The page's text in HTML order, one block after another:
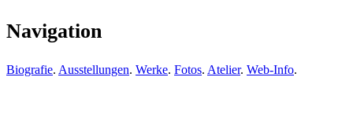
Navigation
Biografie. Ausstellungen. Werke. Fotos. Atelier. Web-Info.